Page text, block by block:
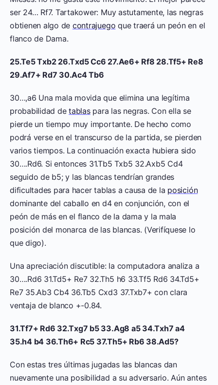
ser 24… Rf7. Tartakower: Muy astutamente, las negras
obtienen algo de contrajuego que traerá un peón en el
flanco de Dama.
25.Te5 Txb2 26.Txd5 Cc6 27.Ae6+ Rf8 28.Tf5+ Re8
29.Af7+ Rd7 30.Ac4 Tb6
30…,a6 Una mala movida que elimina una legítima
probabilidad detablaspara las negras. Con ella se
pierde un tiempo muy importante. De hecho como
podrá verse en el transcurso de la partida, se pierden
varios tiempos. La continuación exacta hubiera sido
30….Rd6. Si entonces 31.Tb5 Txb5 32.Axb5 Cd4
seguido de b5; y las blancas tendrían grandes
dificultades para hacer tablas a causa de la posición
dominante del caballo en d4 en conjunción, con el
peón de más en el flanco de la dama y la mala
posición del monarca de las blancas. (Verifíquese lo
que digo).
Una apreciación discutible: la computadora analiza a
30….Rd6 31.Td5+ Re7 32.Th5 h6 33.Tf5 Rd6 34.Td5+
Re7 35.Ab3 Cb4 36.Tb5 Cxd3 37.Txb7+ con clara
ventaja de blanco +-0.84.
31.Tf7+ Rd6 32.Txg7 b5 33.Ag8 a5 34.Txh7 a4
35.h4 b4 36.Th6+ Rc5 37.Th5+ Rb6 38.Ad5?
Con estas tres últimas jugadas las blancas dan
nuevamente una posibilidad a su adversario. Aún antes